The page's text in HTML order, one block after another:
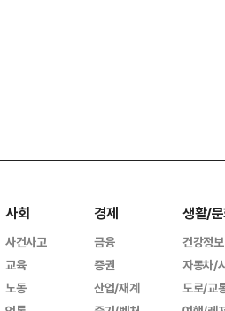
사회
사건사고
교육
노동
경제
금융
증권
산업/재계
생활/
건강정보
자동차/
도로/교